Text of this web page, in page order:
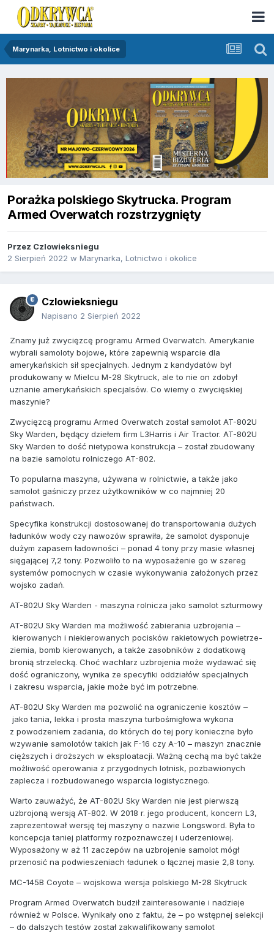
Marynarka, Lotnictwo i okolice
Porażka polskiego Skytrucka. Program
Armed Overwatch rozstrzygnięty
Przez Czlowieksniegu
2 Sierpień 2022 w Marynarka, Lotnictwo i okolice
Czlowieksniegu
Napisano 2 Sierpień 2022
Znamy już zwycięzcę programu Armed Overwatch. Amerykanie
wybrali samoloty bojowe, które zapewnią wsparcie dla
amerykańskich sił specjalnych. Jednym z kandydatów był
produkowany w Mielcu M-28 Skytruck, ale to nie on zdobył
uznanie amerykańskich specjalsów. Co wiemy o zwycięskiej
maszynie?
Zwycięzcą programu Armed Overwatch został samolot AT-802U
Sky Warden, będący dziełem firm L3Harris i Air Tractor. AT-802U
Sky Warden to dość nietypowa konstrukcja – został zbudowany
na bazie samolotu rolniczego AT-802.
To popularna maszyna, używana w rolnictwie, a także jako
samolot gaśniczy przez użytkowników w co najmniej 20
państwach.
Specyfika konstrukcji dostosowanej do transportowania dużych
ładunków wody czy nawozów sprawiła, że samolot dysponuje
dużym zapasem ładowności – ponad 4 tony przy masie własnej
sięgającej 7,2 tony. Pozwoliło to na wyposażenie go w szereg
systemów pomocnych w czasie wykonywania założonych przez
wojsko zadań.
AT-802U Sky Warden - maszyna rolnicza jako samolot szturmowy
AT-802U Sky Warden ma możliwość zabierania uzbrojenia –
kierowanych i niekierowanych pocisków rakietowych powietrze-
ziemia, bomb kierowanych, a także zasobników z dodatkową
bronią strzelecką. Choć wachlarz uzbrojenia może wydawać się
dość ograniczony, wynika ze specyfiki oddziałów specjalnych
i zakresu wsparcia, jakie może być im potrzebne.
AT-802U Sky Warden ma pozwolić na ograniczenie kosztów –
jako tania, lekka i prosta maszyna turbośmigłowa wykona
z powodzeniem zadania, do których do tej pory konieczne było
wzywanie samolotów takich jak F-16 czy A-10 – maszyn znacznie
cięższych i droższych w eksploatacji. Ważną cechą ma być także
możliwość operowania z przygodnych lotnisk, pozbawionych
zaplecza i rozbudowanego wsparcia logistycznego.
Warto zauważyć, że AT-802U Sky Warden nie jest pierwszą
uzbrojoną wersją AT-802. W 2018 r. jego producent, koncern L3,
zaprezentował wersję tej maszyny o nazwie Longsword. Była to
koncepcja taniej platformy rozpoznawczej i uderzeniowej.
Wyposażony w aż 11 zaczepów na uzbrojenie samolot mógł
przenosić na podwieszeniach ładunek o łącznej masie 2,8 tony.
MC-145B Coyote – wojskowa wersja polskiego M-28 Skytruck
Program Armed Overwatch budził zainteresowanie i nadzieje
również w Polsce. Wynikały ono z faktu, że – po wstępnej selekcji
– do dalszych testów został zakwalifikowany samolot